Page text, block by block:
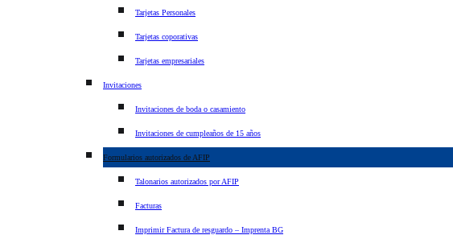
Tarjetas Personales
Tarjetas coporativas
Tarjetas empresariales
Invitaciones
Invitaciones de boda o casamiento
Invitaciones de cumpleaños de 15 años
Formularios autorizados de AFIP
Talonarios autorizados por AFIP
Facturas
Imprimir Factura de resguardo – Imprenta BG